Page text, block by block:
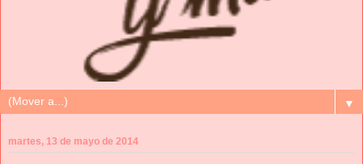
▼
martes, 13 de mayo de 2014